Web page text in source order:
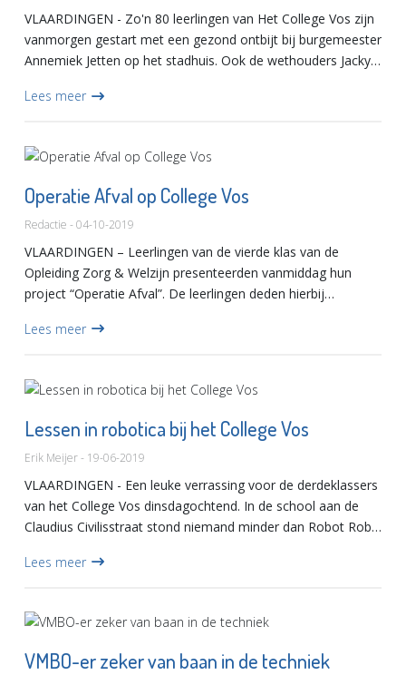
VLAARDINGEN - Zo'n 80 leerlingen van Het College Vos zijn
vanmorgen gestart met een gezond ontbijt bij burgemeester
Annemiek Jetten op het stadhuis. Ook de wethouders Jacky
Lees meer
Operatie Afval op College Vos
Redactie - 04-10-2019
VLAARDINGEN – Leerlingen van de vierde klas van de
Opleiding Zorg & Welzijn presenteerden vanmiddag hun
project “Operatie Afval”. De leerlingen deden hierbij
Lees meer
Lessen in robotica bij het College Vos
Erik Meijer - 19-06-2019
VLAARDINGEN - Een leuke verrassing voor de derdeklassers
van het College Vos dinsdagochtend. In de school aan de
Claudius Civilisstraat stond niemand minder dan Robot Robin
Lees meer
VMBO-er zeker van baan in de techniek